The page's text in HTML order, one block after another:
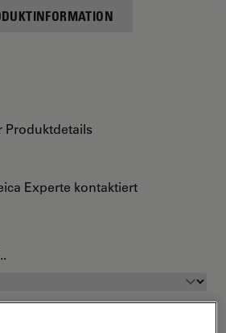
Produktdetails
Experte kontaktiert